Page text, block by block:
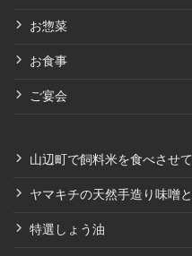
お惣菜
お食事
ご宴会
山辺町で飼料米を食べさせ
ヤマキチの天然手造り味噌
特選しょう油